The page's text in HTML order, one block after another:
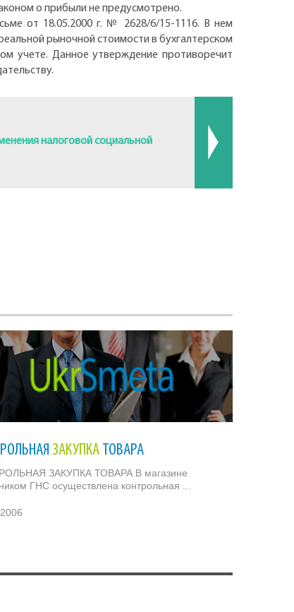
о прибыли не предусмотрено.
от 18.05.2000 г. № 2628/6/15-1116. В нем
рыночной стоимости в бухгалтерском
учете. Данное утверждение противоречит
налоговой социальной
ЗАКУПКА ТОВАРА
ЗАКУПКА ТОВАРА В магазине
ГНС осуществлена контрольная ...